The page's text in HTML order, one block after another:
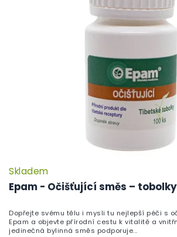
Epam - Očišťující směs – tobolky
Skladem
Dopřejte svému tělu i mysli tu nejlepší péči s
Epam a objevte přírodní cestu k vitalitě a
jedinečná bylinná směs podporuje...